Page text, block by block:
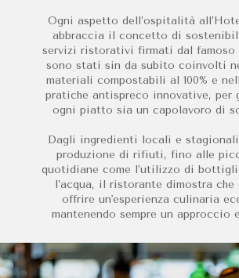
Ogni aspetto dell’ospitalità
abbraccia il concetto di
servizi ristorativi firmati dal famoso
sono stati sin da subito coinvolti
materiali compostabili al 100% e
pratiche antispreco innovative, per
ogni piatto sia un capolavoro di
Dagli ingredienti locali e
produzione di rifiuti, fino alle
quotidiane come l’utilizzo di
l’acqua, il ristorante dimostra che
offrire un'esperienza culinaria
mantenendo sempre un approccio